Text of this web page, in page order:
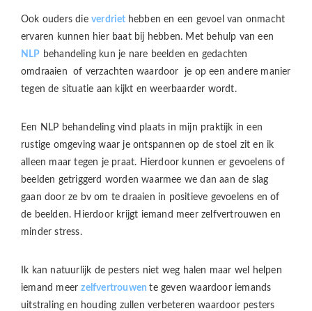
Ook ouders die verdriet hebben en een gevoel van onmacht
ervaren kunnen hier baat bij hebben. Met behulp van een
NLP behandeling kun je nare beelden en gedachten
omdraaien of verzachten waardoor je op een andere manier
tegen de situatie aan kijkt en weerbaarder wordt.
Een NLP behandeling vind plaats in mijn praktijk in een
rustige omgeving waar je ontspannen op de stoel zit en ik
alleen maar tegen je praat. Hierdoor kunnen er gevoelens of
beelden getriggerd worden waarmee we dan aan de slag
gaan door ze bv om te draaien in positieve gevoelens en of
de beelden. Hierdoor krijgt iemand meer zelfvertrouwen en
minder stress.
Ik kan natuurlijk de pesters niet weg halen maar wel helpen
iemand meerzelfvertrouwente geven waardoor iemands
uitstraling en houding zullen verbeteren waardoor pesters